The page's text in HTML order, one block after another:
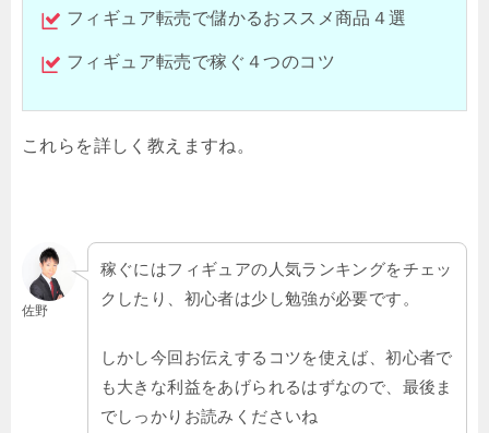
フィギュア転売で儲かるおススメ商品４選
フィギュア転売で稼ぐ４つのコツ
これらを詳しく教えますね。
佐野
稼ぐにはフィギュアの人気ランキングをチェッ
クしたり、初心者は少し勉強が必要です。
しかし今回お伝えするコツを使えば、初心者で
も大きな利益をあげられるはずなので、最後ま
でしっかりお読みくださいね